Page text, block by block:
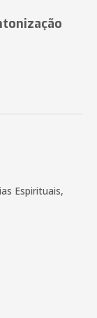
Espirituais,